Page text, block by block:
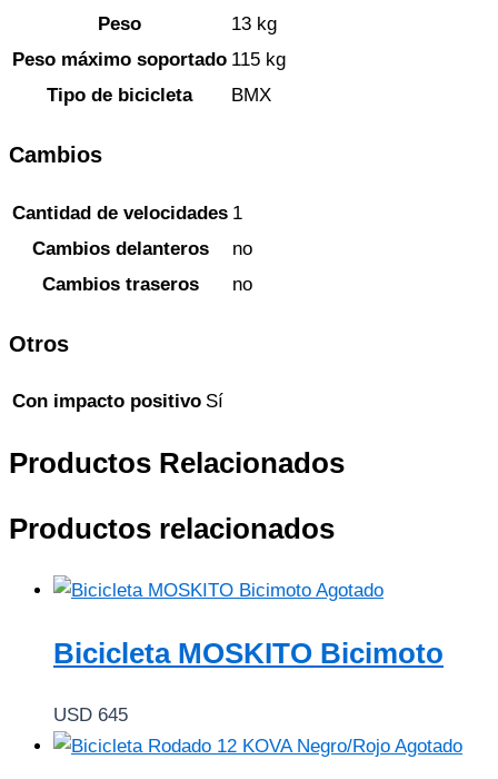
Peso
13 kg
Peso máximo soportado 115 kg
Tipo de bicicleta
BMX
Cambios
Cantidad de velocidades 1
Cambios delanteros
no
Cambios traseros
no
Otros
Con impacto positivo Sí
Productos Relacionados
Productos relacionados
Agotado
Bicicleta MOSKITO Bicimoto
USD 645
Agotado